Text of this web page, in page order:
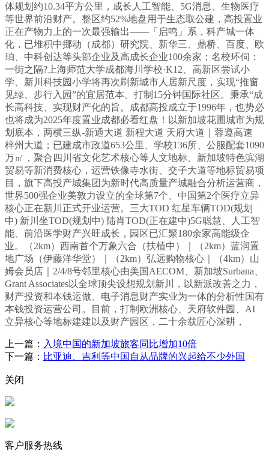
体规划约10.34平方公里，成长人工智能、5G消息、生物医疗
等世界前沿财产。整区约52%地盘用于生态取公建，高投置业
正在产物力上的一次最强输出——「启鸣」系，科产城一体
化，已堆积中挪动（成都）研究院、新华三、鼎桥、百度、欧
珀、中科创达等头部企业及高成长企业100余家；名校环伺：
一街之隔?上海师范大学成都海川学校·K12、高新区尝试小
学、新川科技园小学将再次刷新城市人居新尺度，实现“推窗
见绿、步行入园”的宜居范本。打制15分钟国际社区。秉承“成
长高科技、实现财产化的旨。成都高投成立于1996年，也势必
也将成为2025年度置业成都必看红盘！以新加坡花圃城市为规
划底本，两横三纵-新通大道 新程大道 天府大道｜蓉遵高速
梓州大道；已建成市政道653公里、学校136所、公服配套1090
万㎡，聚合四川省文化艺术核心等人文地标、新加坡特色滨湖
贸易等新消费核心，运营铁像寺水街、交子大道等地标贸易项
目，旗下高投产城集团为新时代高质量产城融合分析运营商，
世界500强企业美敦力设立的全球第7个、中国第2个医疗立异
核心正在新川正式开业运营。三大TOD 红星车辆TOD(规划
中) 新川坐TOD(规划中) 陆肖TOD(正在建中)5G聪慧、人工智
能、前沿医学财产兴旺成长，园区已汇聚180余家高能级企
业。（2km）西南首个万象六合（扶植中）｜（2km）蓝润置
地广场（伊藤洋华堂）｜（2km）弘远购物核心｜（4km）山
姆会员店｜2/4/8号邻里核心由美国AECOM、新加坡Surbana、
Grant Associates以全球顶尖设想规划新川，以新派改善之力，
财产投资和本钱运做、电子消息财产实业为一体的分析性国有
本钱投资运营公司。目前，打制欧洲核心、天府软件园、AI
立异核心等地标建建以及财产园区，二十余载匠心深耕，
上一篇： 入境中国的新加坡旅客同比增加10倍
下一篇： 比亚迪、吉利等中国自从品牌的兴起给不少外国
关闭
客户服务热线